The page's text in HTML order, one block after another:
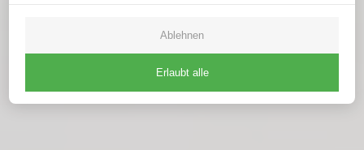
Ablehnen
Erlaubt alle